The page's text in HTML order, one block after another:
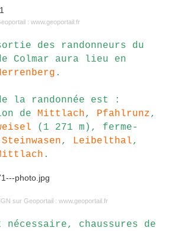
: www.geoportail.fr
des randonneurs du
Colmar aura lieu en
.
la randonnée est :
de Mittlach, Pfahlrunz,
(1 271 m), ferme-
Steinwasen, Leibelthal,
.
sur Geoportail : www.geoportail.fr
nécessaire, chaussures de